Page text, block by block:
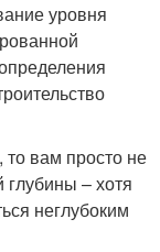
уровня
вам просто не
глубины – хотя
неглубоким